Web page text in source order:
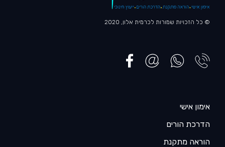
© כל הזכויות שמורות לכרמית אלון, 2020
אימון אישי
הדרכת הורים
הוראה מתקנת